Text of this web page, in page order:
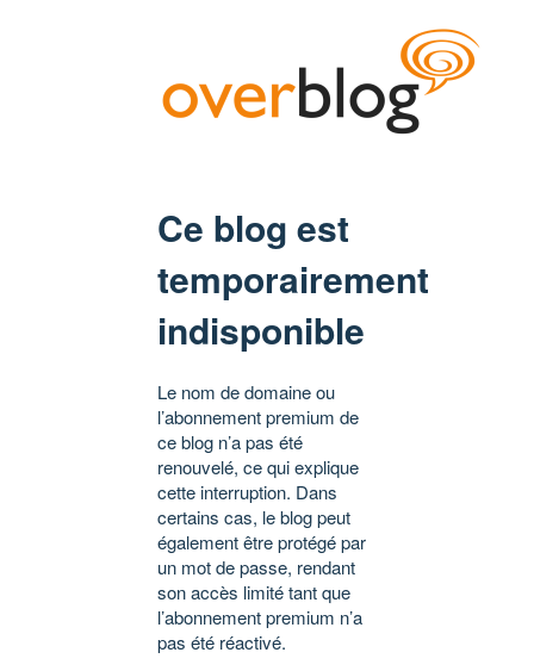
Ce blog est
temporairement
indisponible
Le nom de domaine ou
l’abonnement premium de
ce blog n’a pas été
renouvelé, ce qui explique
cette interruption. Dans
certains cas, le blog peut
également être protégé par
un mot de passe, rendant
son accès limité tant que
l’abonnement premium n’a
pas été réactivé.